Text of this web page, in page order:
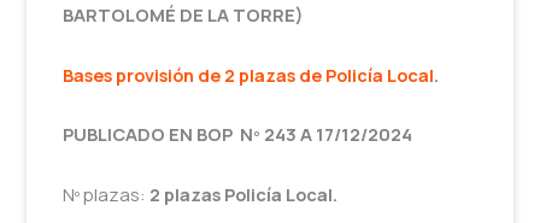
BARTOLOMÉ DE LA TORRE)
Bases provisión de 2 plazas de Policía Local.
PUBLICADO EN BOP Nº 243 A 17/12/2024
Nº plazas: 2 plazas Policía Local.